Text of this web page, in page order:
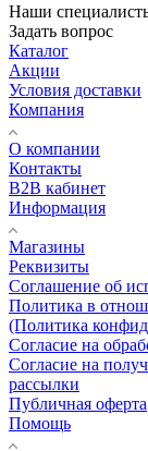
Наши
Задать вопрос
Каталог
Акции
Условия доставки
Компания
О компании
Контакты
B2B кабинет
Информация
Магазины
Реквизиты
Соглашение об
Политика в
(Политика
Согласие на
Согласие на
рассылки
Публичная оферта
Помощь